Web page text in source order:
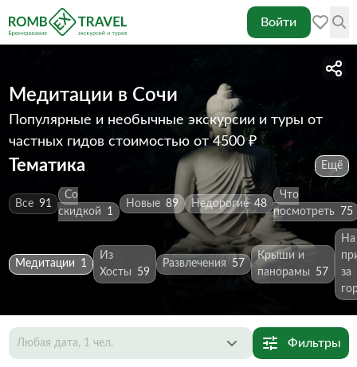
Войти
Медитации в Сочи
Популярные и необычные экскурсии и туры от
частных гидов стоимостью от 4500 ₽
Тематика Ещё
Все 91
Со
скидкой
1
Новые 89 Недорогие 48
Что
посмотреть
75
Медитации 1
Из
Хосты
59
Развлечения 57
Крыши и
панорамы
57
На
за
Любая дата, 1 чел. Фильтры